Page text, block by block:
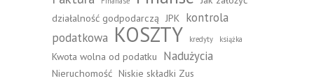
działalność godpodarczą JPK kontrola
podatkowa KOSZTY kredyty książka
Kwota wolna od podatku Nadużycia
Nieruchomość Niskie składki Zus